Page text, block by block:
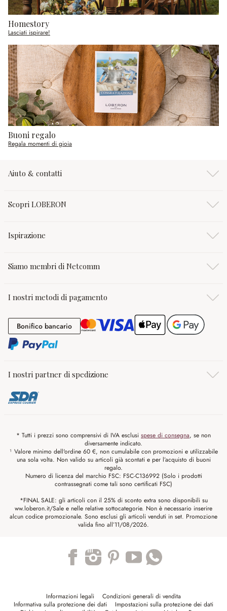
Homestory
Lasciati ispirare!
Buoni regalo
Regala momenti di gioia
Aiuto & contatti
Scopri LOBERON
Ispirazione
Siamo membri di Netcomm
I nostri metodi di pagamento
Bonifico bancarioBonifico bancario
I nostri partner di spedizione
* Tutti i prezzi sono comprensivi di IVA esclusi spese di consegna, se non
diversamente indicato.
¹ Valore minimo dell'ordine 60 €, non cumulabile con promozioni e utilizzabile
una sola volta. Non valido su articoli già scontati e per l’acquisto di buoni
regalo.
Numero di licenza del marchio FSC: FSC-C136992 (Solo i prodotti
contrassegnati come tali sono certificati FSC)
*FINAL SALE: gli articoli con il 25% di sconto extra sono disponibili su
ww.loberon.it/Sale e nelle relative sottocategorie. Non è necessario inserire
alcun codice promozionale. Sono esclusi gli articoli venduti in set. Promozione
valida fino all’11/08/2026.
Informazioni legali
Condizioni generali di vendita
Informativa sulla protezione dei dati
Impostazioni sulla protezione dei dati